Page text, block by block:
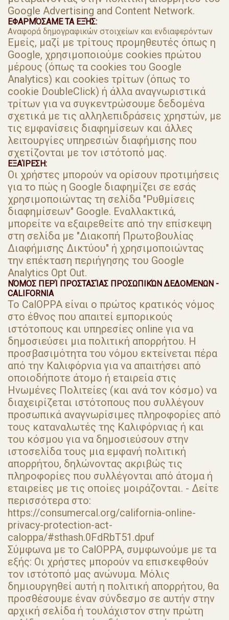
Google Advertising and Content Network.
ΕΦΑΡΜΌΣΑΜΕ ΤΑ ΕΞΉΣ:
Αναφορά δημογραφικών στοιχείων και ενδιαφερόντων
Εμείς, μαζί με τρίτους προμηθευτές όπως η
Google, χρησιμοποιούμε cookies πρώτου
μέρους (όπως τα cookies του Google
Analytics) και cookies τρίτων (όπως το
cookie DoubleClick) ή άλλα αναγνωριστικά
τρίτων για να συγκεντρώσουμε δεδομένα
σχετικά με τις αλληλεπιδράσεις χρηστών, με
τις εμφανίσεις διαφημίσεων και άλλες
λειτουργίες υπηρεσιών διαφήμισης που
σχετίζονται με τον ιστότοπό μας.
ΕΞΑΊΡΕΣΗ:
Οι χρήστες μπορούν να ορίσουν προτιμήσεις
για το πώς η Google διαφημίζει σε εσάς
χρησιμοποιώντας τη σελίδα "Ρυθμίσεις
διαφημίσεων" Google. Εναλλακτικά,
μπορείτε να εξαιρεθείτε από την επίσκεψη
στη σελίδα με "Διακοπή Πρωτοβουλίας
Διαφήμισης Δικτύου" ή χρησιμοποιώντας
την επέκταση περιήγησης του Google
Analytics Opt Out.
ΝΌΜΟΣ ΠΕΡΊ ΠΡΟΣΤΑΣΊΑΣ ΠΡΟΣΩΠΙΚΏΝ ΔΕΔΟΜΈΝΩΝ -
CALIFORNIA
Το CalOPPA είναι ο πρώτος κρατικός νόμος
στο έθνος που απαιτεί εμπορικούς
ιστότοπους και υπηρεσίες online για να
δημοσιεύσει μια πολιτική απορρήτου. Η
προσβασιμότητα του νόμου εκτείνεται πέρα ​​
από την Καλιφόρνια για να απαιτήσει από
οποιοδήποτε άτομο ή εταιρεία στις
Ηνωμένες Πολιτείες (και ανά τον κόσμο) να
διαχειρίζεται ιστότοπους που συλλέγουν
προσωπικά αναγνωρίσιμες πληροφορίες από
τους καταναλωτές της Καλιφόρνιας ή και
του κόσμου για να δημοσιεύσουν στην
ιστοσελίδα τους μια εμφανή πολιτική
απορρήτου, δηλώνοντας ακριβώς τις
πληροφορίες που συλλέγονται από άτομα ή
εταιρείες με τις οποίες μοιράζονται. - Δείτε
περισσότερα στο:
https://consumercal.org/california-online-
privacy-protection-act-
caloppa/#sthash.0FdRbT51.dpuf
Σύμφωνα με το CalOPPA, συμφωνούμε με τα
εξής: Οι χρήστες μπορούν να επισκεφθούν
τον ιστότοπό μας ανώνυμα. Μόλις
δημιουργηθεί αυτή η πολιτική απορρήτου, θα
προσθέσουμε έναν σύνδεσμο σε αυτήν στην
αρχική σελίδα ή τουλάχιστον στην πρώτη